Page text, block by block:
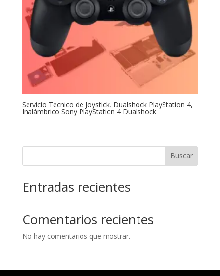
Servicio Técnico de Joystick, Dualshock PlayStation 4,
Inalámbrico Sony PlayStation 4 Dualshock
Buscar
Entradas recientes
Comentarios recientes
No hay comentarios que mostrar.